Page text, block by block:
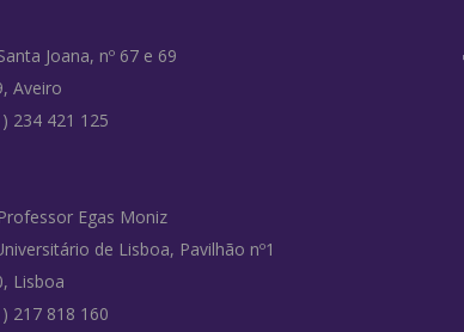
Joana, nº 67 e 69
Aveiro
234 421 125
Egas Moniz
de Lisboa, Pavilhão nº1
Lisboa
217 818 160